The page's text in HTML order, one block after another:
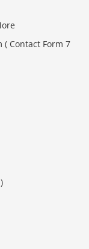
( Contact Form 7